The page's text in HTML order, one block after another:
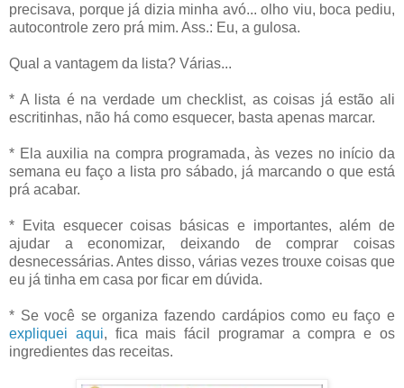
precisava, porque já dizia minha avó... olho viu, boca pediu,
autocontrole zero prá mim. Ass.: Eu, a gulosa.
Qual a vantagem da lista? Várias...
* A lista é na verdade um checklist, as coisas já estão ali
escritinhas, não há como esquecer, basta apenas marcar.
* Ela auxilia na compra programada, às vezes no início da
semana eu faço a lista pro sábado, já marcando o que está
prá acabar.
* Evita esquecer coisas básicas e importantes, além de
ajudar a economizar, deixando de comprar coisas
desnecessárias. Antes disso, várias vezes trouxe coisas que
eu já tinha em casa por ficar em dúvida.
* Se você se organiza fazendo cardápios como eu faço e
expliquei aqui, fica mais fácil programar a compra e os
ingredientes das receitas.